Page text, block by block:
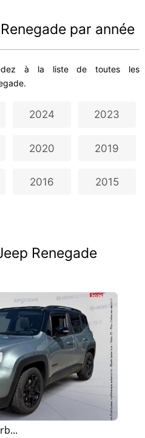
par année
à la liste de toutes les
2024 2023
2020 2019
2016 2015
Renegade